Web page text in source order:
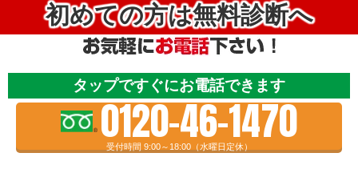
初めての方は無料診断へ
タップですぐにお電話できます
0120-46-1470
受付時間 9:00～18:00（水曜日定休）